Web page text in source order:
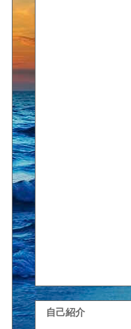
自己紹介